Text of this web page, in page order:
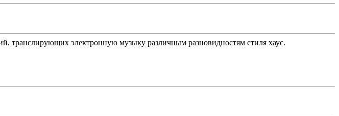
транслирующих электронную музыку различным разновидностям стиля хаус.